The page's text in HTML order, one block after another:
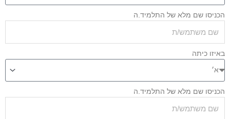
שם מלא של התלמיד.ה
כיתה
שם מלא של התלמיד.ה